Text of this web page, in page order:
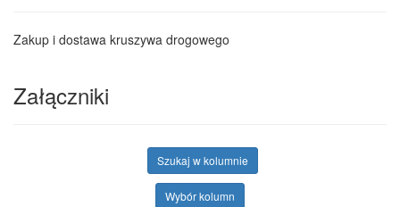
Zakup i dostawa kruszywa drogowego
Załączniki
Szukaj w kolumnie
Wybór kolumn